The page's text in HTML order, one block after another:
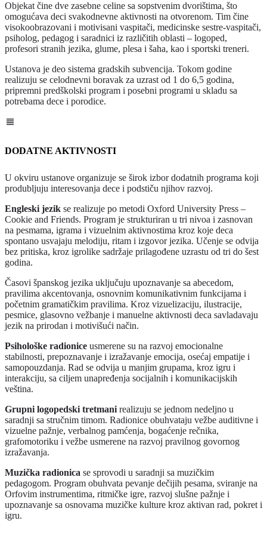
Objekat čine dve zasebne celine sa sopstvenim dvorištima, što
omogućava deci svakodnevne aktivnosti na otvorenom. Tim čine
visokoobrazovani i motivisani vaspitači, medicinske sestre-vaspitači,
psiholog, pedagog i saradnici iz različitih oblasti – logoped,
profesori stranih jezika, glume, plesa i šaha, kao i sportski treneri.
Ustanova je deo sistema gradskih subvencija. Tokom godine
realizuju se celodnevni boravak za uzrast od 1 do 6,5 godina,
pripremni predškolski program i posebni programi u skladu sa
potrebama dece i porodice.
DODATNE AKTIVNOSTI
U okviru ustanove organizuje se širok izbor dodatnih programa koji
produbljuju interesovanja dece i podstiču njihov razvoj.
Engleski jezik se realizuje po metodi Oxford University Press –
Cookie and Friends. Program je strukturiran u tri nivoa i zasnovan
na pesmama, igrama i vizuelnim aktivnostima kroz koje deca
spontano usvajaju melodiju, ritam i izgovor jezika. Učenje se odvija
bez pritiska, kroz igrolike sadržaje prilagođene uzrastu od tri do šest
godina.
Časovi španskog jezika uključuju upoznavanje sa abecedom,
pravilima akcentovanja, osnovnim komunikativnim funkcijama i
početnim gramatičkim pravilima. Kroz vizuelizaciju, ilustracije,
pesmice, glasovno vežbanje i manuelne aktivnosti deca savladavaju
jezik na prirodan i motivišući način.
Psihološke radionice usmerene su na razvoj emocionalne
stabilnosti, prepoznavanje i izražavanje emocija, osećaj empatije i
samopouzdanja. Rad se odvija u manjim grupama, kroz igru i
interakciju, sa ciljem unapređenja socijalnih i komunikacijskih
veština.
Grupni logopedski tretmani realizuju se jednom nedeljno u
saradnji sa stručnim timom. Radionice obuhvataju vežbe auditivne i
vizuelne pažnje, verbalnog pamćenja, bogaćenje rečnika,
grafomotoriku i vežbe usmerene na razvoj pravilnog govornog
izražavanja.
Muzička radionica se sprovodi u saradnji sa muzičkim
pedagogom. Program obuhvata pevanje dečijih pesama, sviranje na
Orfovim instrumentima, ritmičke igre, razvoj slušne pažnje i
upoznavanje sa osnovama muzičke kulture kroz aktivan rad, pokret i
igru.